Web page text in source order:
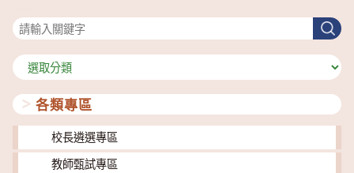
搜
尋
分
類
各類專區
校長遴選專區
教師甄試專區